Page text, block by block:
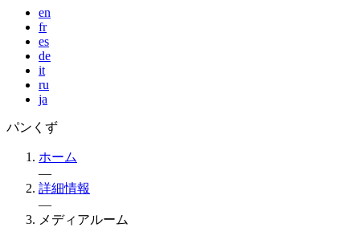
en
fr
es
de
it
ru
ja
パンくず
ホーム
—
詳細情報
—
メディアルーム